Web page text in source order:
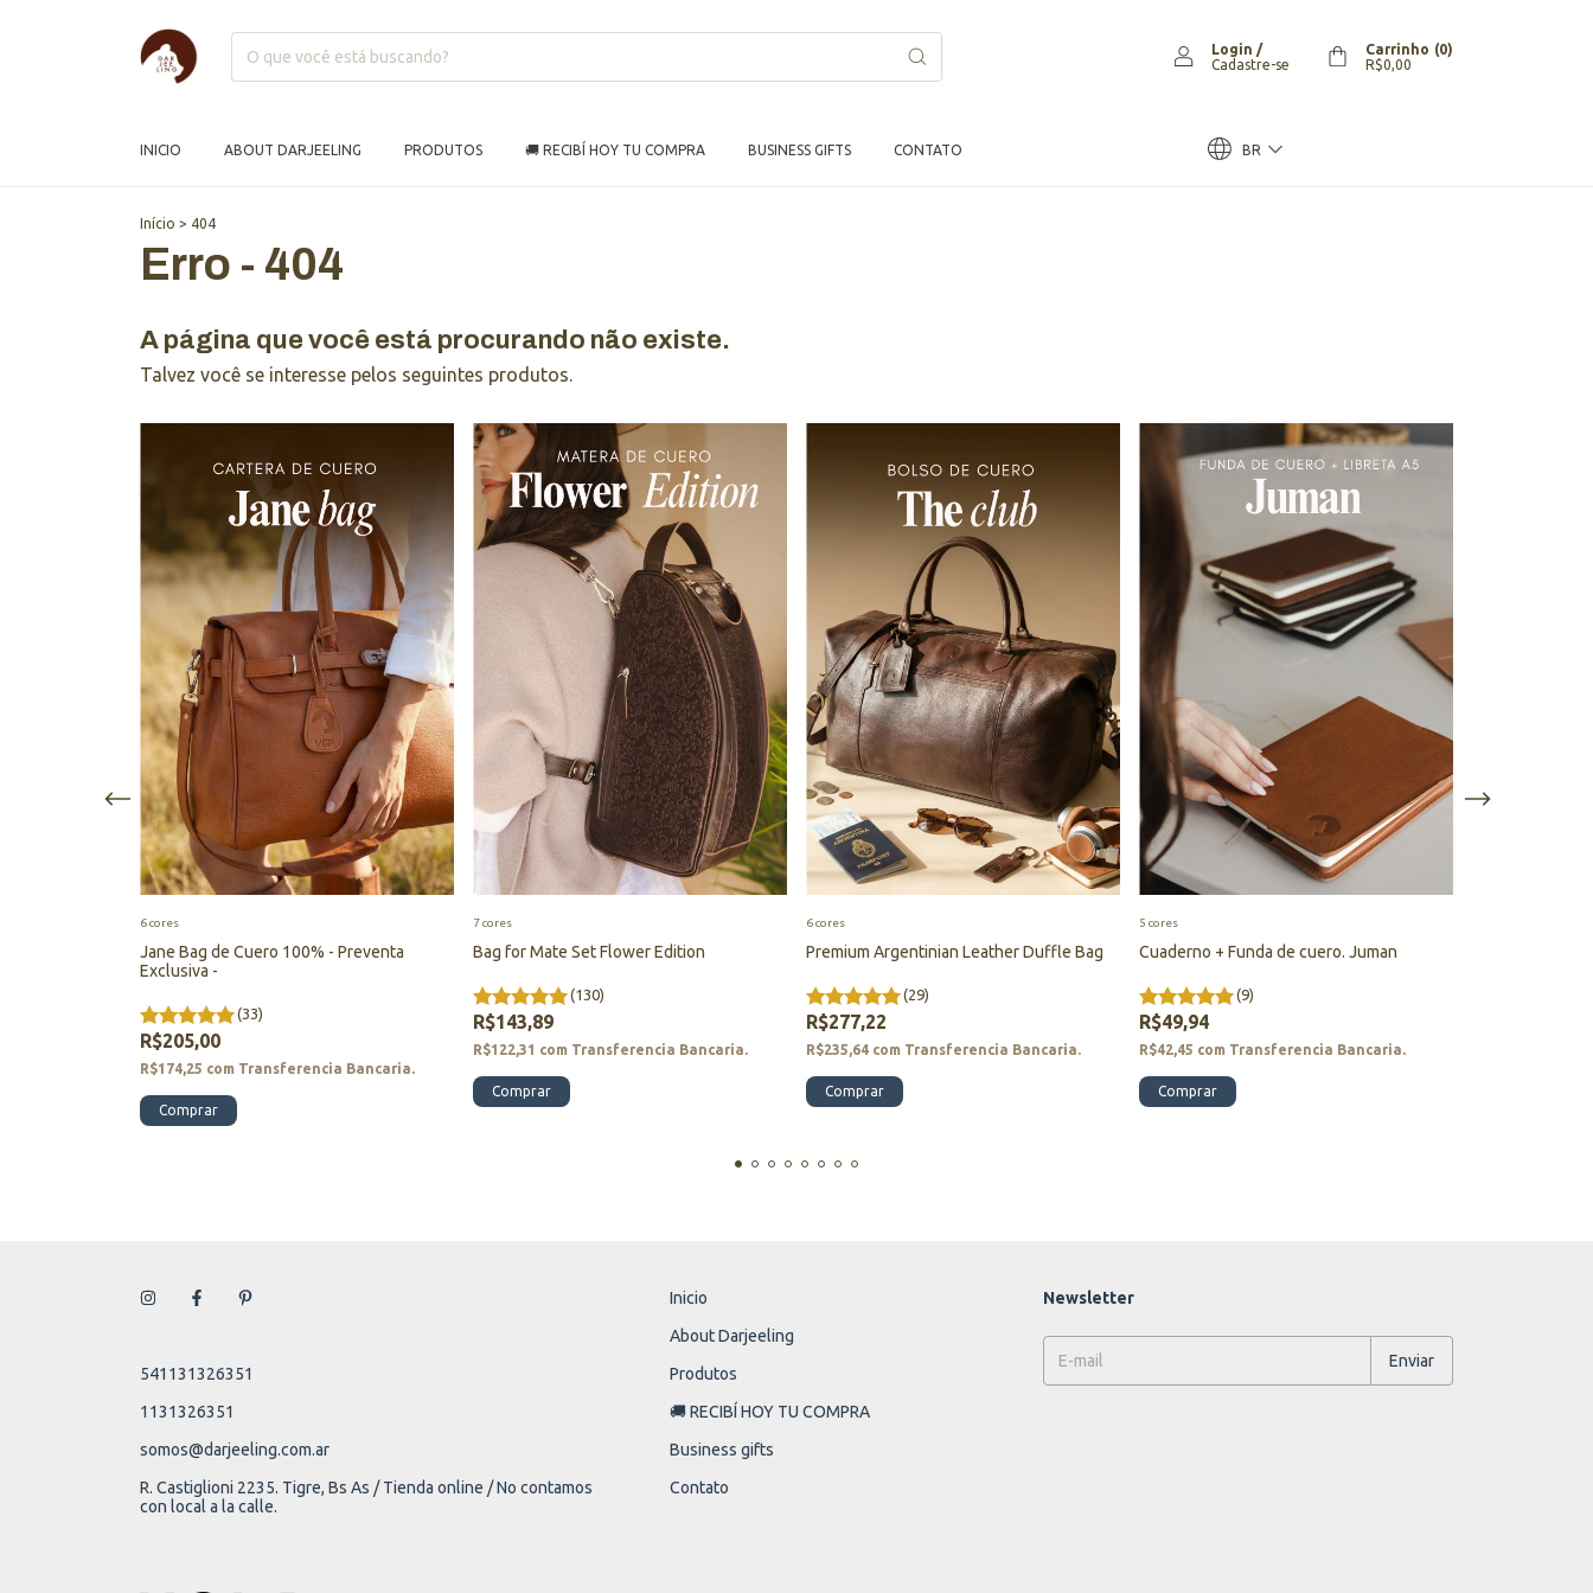
Login /
Cadastre-se
Carrinho (0)
R$0,00
INICIO ABOUT DARJEELING PRODUTOS 🚚 RECIBÍ HOY TU COMPRA BUSINESS GIFTS CONTATO BR
Início > 404
Erro - 404
A página que você está procurando não existe.
Talvez você se interesse pelos seguintes produtos.
Jane Bag de Cuero 100% - Preventa
Exclusiva -
(33)
R$205,00
R$174,25 com Transferencia Bancaria.
6 cores
Comprar
Bag for Mate Set Flower Edition
(130)
R$143,89
R$122,31 com Transferencia Bancaria.
7 cores
Comprar
Premium Argentinian Leather Duffle Bag
(29)
R$277,22
R$235,64 com Transferencia Bancaria.
6 cores
Comprar
Cuaderno + Funda de cuero. Juman
(9)
R$49,94
R$42,45 com Transferencia Bancaria.
5 cores
Comprar
541131326351
1131326351
somos@darjeeling.com.ar
R. Castiglioni 2235. Tigre, Bs As / Tienda online / No contamos
con local a la calle.
Inicio
About Darjeeling
Produtos
🚚 RECIBÍ HOY TU COMPRA
Business gifts
Contato
Newsletter